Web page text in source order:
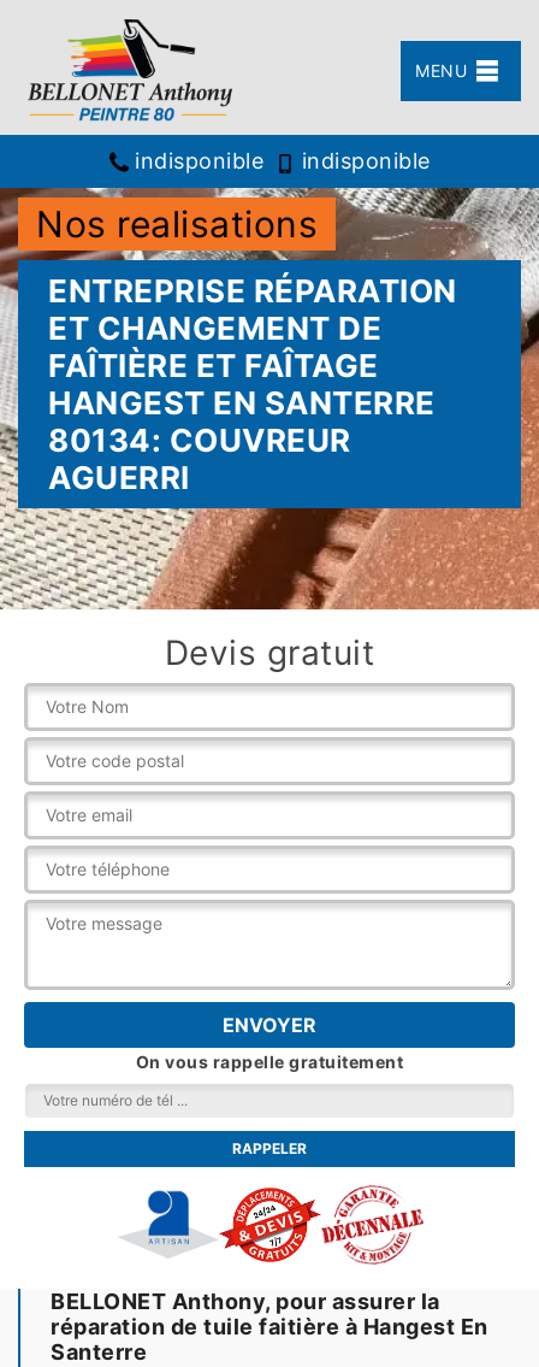
MENU
indisponible indisponible
Nos realisations
ENTREPRISE RÉPARATION
ET CHANGEMENT DE
FAÎTIÈRE ET FAÎTAGE
HANGEST EN SANTERRE
80134: COUVREUR
AGUERRI
Devis gratuit
On vous rappelle gratuitement
BELLONET Anthony, pour assurer la
réparation de tuile faitière à Hangest En
Santerre